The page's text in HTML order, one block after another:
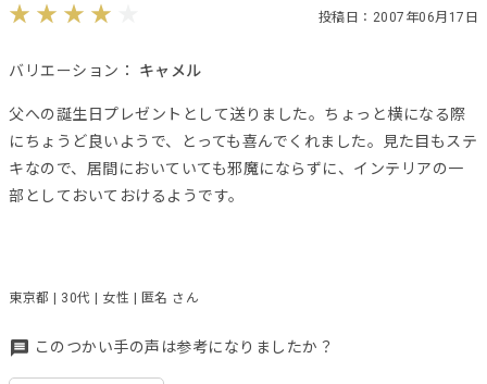
投稿日：2007年06月17日
バリエーション： キャメル
父への誕生日プレゼントとして送りました。ちょっと横になる際
にちょうど良いようで、とっても喜んでくれました。見た目もステ
キなので、居間においていても邪魔にならずに、インテリアの一
部としておいておけるようです。
東京都 | 30代 | 女性 | 匿名 さん
このつかい手の声は参考になりましたか？